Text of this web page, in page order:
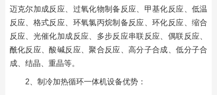
迈克尔加成反应、过氧化物制备反应、甲基化反应、低温
反应、格式反应、环氧氯丙烷制备反应、环化反应、缩合
反应、光催化加成反应、多步反应串联反应、偶联反应、
酰化反应、酸碱反应、聚合反应、高分子合成、低分子合
成、结晶、重晶等。
2、制冷加热循环一体机设备优势：